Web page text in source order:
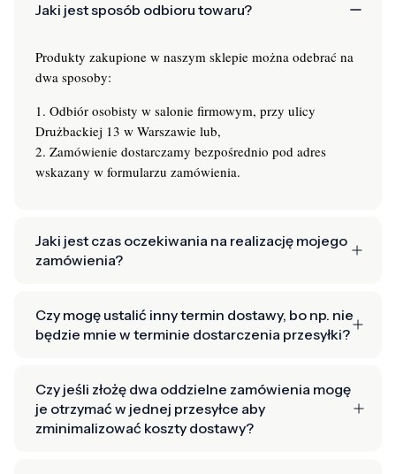
Jaki jest sposób odbioru towaru?
Produkty zakupione w naszym sklepie można odebrać na
dwa sposoby:
1. Odbiór osobisty w salonie firmowym, przy ulicy
Drużbackiej 13 w Warszawie lub,
2. Zamówienie dostarczamy bezpośrednio pod adres
wskazany w formularzu zamówienia.
Jaki jest czas oczekiwania na realizację mojego
zamówienia?
Czy mogę ustalić inny termin dostawy, bo np. nie
będzie mnie w terminie dostarczenia przesyłki?
Czy jeśli złożę dwa oddzielne zamówienia mogę
je otrzymać w jednej przesyłce aby
zminimalizować koszty dostawy?